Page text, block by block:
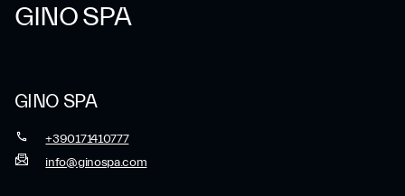
GINO SPA
GINO SPA
+390171410777
info@ginospa.com